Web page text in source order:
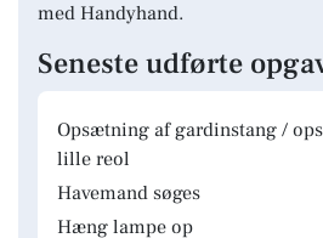
med Handyhand.
Seneste udførte
Opsætning af gardinstang /
lille reol
Havemand søges
Hæng lampe op